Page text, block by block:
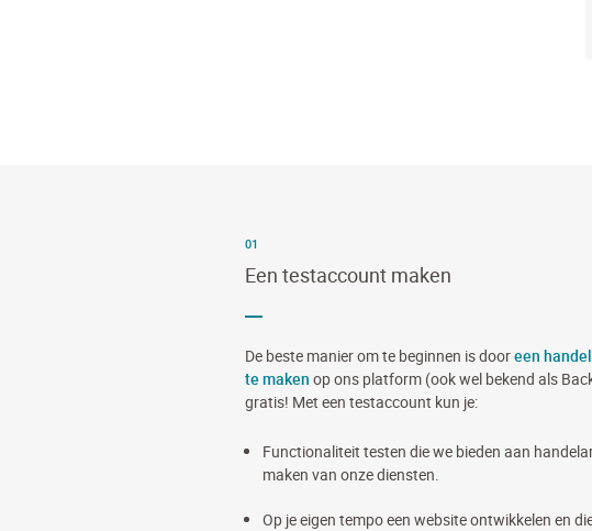
01
Een testaccount maken
De beste manier om te beginnen is dooreen
te maken op ons platform (ook wel bekend als
gratis! Met een testaccount kun je:
Functionaliteit testen die we bieden aan
maken van onze diensten.
Op je eigen tempo een website ontwikkelen en